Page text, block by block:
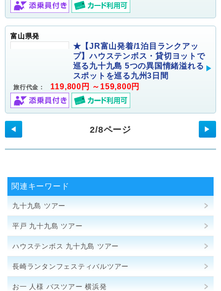
富山県発
★【JR富山発着/1泊目ランクアッ
プ】ハウステンボス・貸切ヨットで
巡る九十九島 5つの異国情緒溢れる
スポットを巡る九州3日間
旅行代金： 119,800円 ～159,800円
2/8ページ
◀ ▶
関連キーワード
九十九島 ツアー
平戸 九十九島 ツアー
ハウステンボス 九十九島 ツアー
長崎ランタンフェスティバルツアー
お一 人様 バスツアー 横浜発